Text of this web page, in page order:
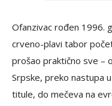
Ofanzivac rođen 1996.
crveno-plavi tabor
prošao praktično sve –
Srpske, preko nastupa
titule, do mečeva na